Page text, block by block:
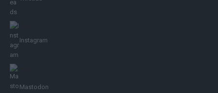
Instagram
Mastodon